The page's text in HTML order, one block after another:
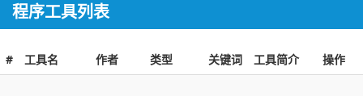
程序工具列表
# 工具名 作者 类型 关键词 工具简介 操作